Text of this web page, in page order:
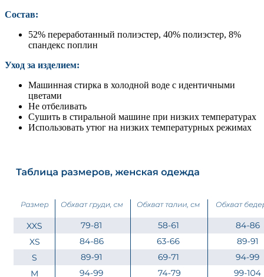
Состав:
52% переработанный полиэстер, 40% полиэстер, 8%
спандекс поплин
Уход за изделием:
Машинная стирка в холодной воде с идентичными
цветами
Не отбеливать
Сушить в стиральной машине при низких температурах
Использовать утюг на низких температурных режимах